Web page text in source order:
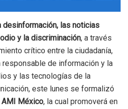
desinformación, las noticias
y la discriminación, a través
crítico entre la ciudadanía,
de información y la
y las tecnologías de la
este lunes se formalizó
AMI México, la cual promoverá en